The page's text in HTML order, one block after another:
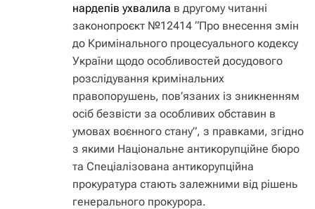
нардепів ухвалила в другому читанні
законопроєкт №12414 “Про внесення змін
до Кримінального процесуального кодексу
України щодо особливостей досудового
розслідування кримінальних
правопорушень, пов’язаних із зникненням
осіб безвісти за особливих обставин в
умовах воєнного стану”, з правками, згідно
з якими Національне антикорупційне бюро
та Спеціалізована антикорупційна
прокуратура стають залежними від рішень
генерального прокурора.